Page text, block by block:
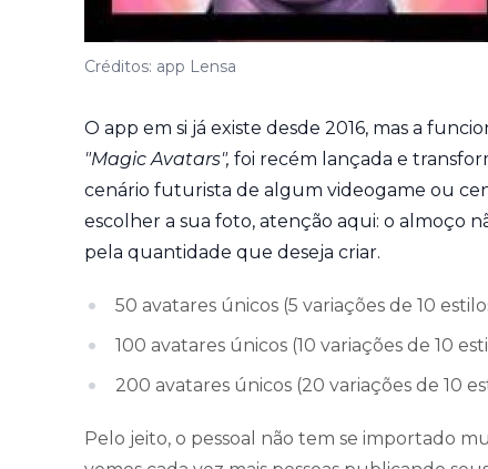
Créditos: app Lensa
O app em si já existe desde 2016, mas a
"Magic Avatars", foi recém lançada e
cenário futurista de algum videogame ou
escolher a sua foto, atenção aqui: o almoço
pela quantidade que deseja criar.
50 avatares únicos (5 variações de 10
100 avatares únicos (10 variações de 10
200 avatares únicos (20 variações de 10
Pelo jeito, o pessoal não tem se importado